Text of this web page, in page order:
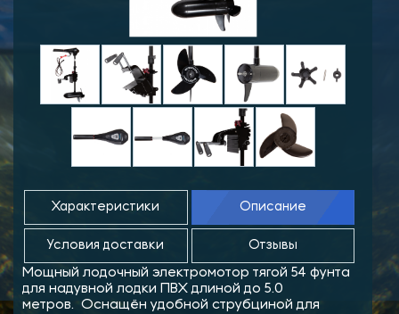
Характеристики Описание
Условия доставки Отзывы
Мощный лодочный электромотор тягой 54 фунта
для надувной лодки ПВХ длиной до 5.0
метров. Оснащён удобной струбциной для